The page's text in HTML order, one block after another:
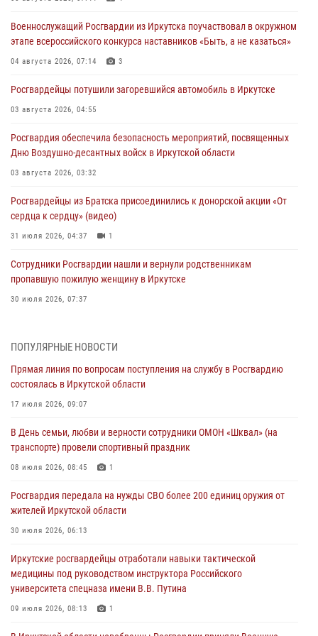
Военнослужащий Росгвардии из Иркутска поучаствовал в окружном
этапе всероссийского конкурса наставников «Быть, а не казаться»
04 августа 2026, 07:14 3
Росгвардейцы потушили загоревшийся автомобиль в Иркутске
03 августа 2026, 04:55
Росгвардия обеспечила безопасность мероприятий, посвященных
Дню Воздушно-десантных войск в Иркутской области
03 августа 2026, 03:32
Росгвардейцы из Братска присоединились к донорской акции «От
сердца к сердцу» (видео)
31 июля 2026, 04:37 1
Сотрудники Росгвардии нашли и вернули родственникам
пропавшую пожилую женщину в Иркутске
30 июля 2026, 07:37
жителей Иркутской области
При силовой поддержке СОБР Росгвардии в Иркутской области
провели рейды по соблюдению миграционного законодательства
В честь 10-летия Росгвардии сотрудники вневедомственной охраны
из Ангарска познакомили отдыхающих детского лагеря со службой
29 июля 2026, 03:44
Росгвардейцы из Иркутска приняли участие в праздновании Дня
28 июля 2026, 07:15 4
ПОПУЛЯРНЫЕ НОВОСТИ
Прямая линия по вопросам поступления на службу в Росгвардию
состоялась в Иркутской области
17 июля 2026, 09:07
В День семьи, любви и верности сотрудники ОМОН «Шквал» (на
транспорте) провели спортивный праздник
08 июля 2026, 08:45 1
Росгвардия передала на нужды СВО более 200 единиц оружия от
жителей Иркутской области
30 июля 2026, 06:13
Иркутские росгвардейцы отработали навыки тактической
медицины под руководством инструктора Российского
университета спецназа имени В.В. Путина
09 июля 2026, 08:13 1